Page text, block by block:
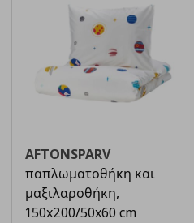
AFTONSPARV
παπλωματοθήκη και
μαξιλαροθήκη,
150x200/50x60 cm